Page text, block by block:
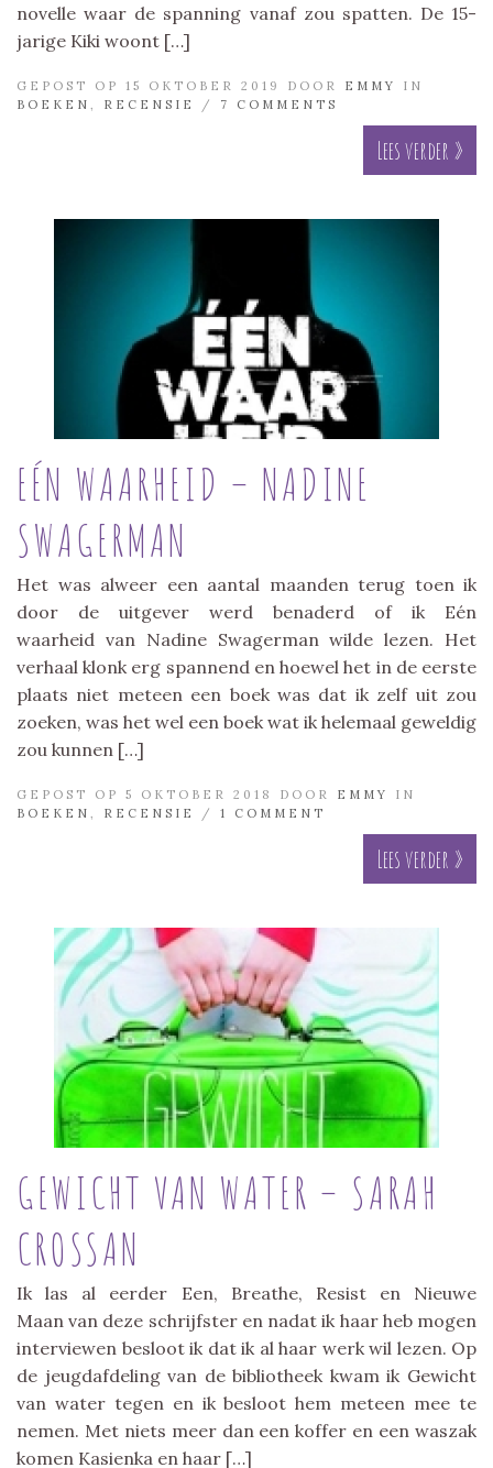
novelle waar de spanning vanaf zou spatten. De 15-
jarige Kiki woont […]
GEPOST OP 15 OKTOBER 2019 DOOR EMMY
IN
BOEKEN
RECENSIE / 7 COMMENTS
Lees verder »
EÉN WAARHEID – NADINE
SWAGERMAN
Het was alweer een aantal maanden terug toen ik
door de uitgever werd benaderd of ik Eén
waarheid van Nadine Swagerman wilde lezen. Het
verhaal klonk erg spannend en hoewel het in de eerste
plaats niet meteen een boek was dat ik zelf uit zou
zoeken, was het wel een boek wat ik helemaal geweldig
zou kunnen […]
GEPOST OP 5 OKTOBER 2018 DOOR EMMY
IN
BOEKEN
RECENSIE / 1 COMMENT
Lees verder »
GEWICHT VAN WATER – SARAH
CROSSAN
Ik las al eerder Een, Breathe, Resist en Nieuwe
Maan van deze schrijfster en nadat ik haar heb mogen
interviewen besloot ik dat ik al haar werk wil lezen. Op
de jeugdafdeling van de bibliotheek kwam ik Gewicht
van water tegen en ik besloot hem meteen mee te
nemen. Met niets meer dan een koffer en een waszak
komen Kasienka en haar […]